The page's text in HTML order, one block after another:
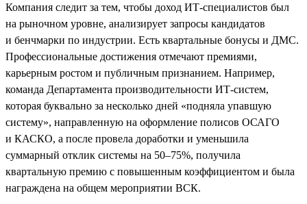
Компания следит за тем, чтобы доход ИТ-специалистов был
на рыночном уровне, анализирует запросы кандидатов
и бенчмарки по индустрии. Есть квартальные бонусы и ДМС.
Профессиональные достижения отмечают премиями,
карьерным ростом и публичным признанием. Например,
команда Департамента производительности ИТ-систем,
которая буквально за несколько дней «подняла упавшую
систему», направленную на оформление полисов ОСАГО
и КАСКО, а после провела доработки и уменьшила
суммарный отклик системы на 50–75%, получила
квартальную премию с повышенным коэффициентом и была
награждена на общем мероприятии ВСК.